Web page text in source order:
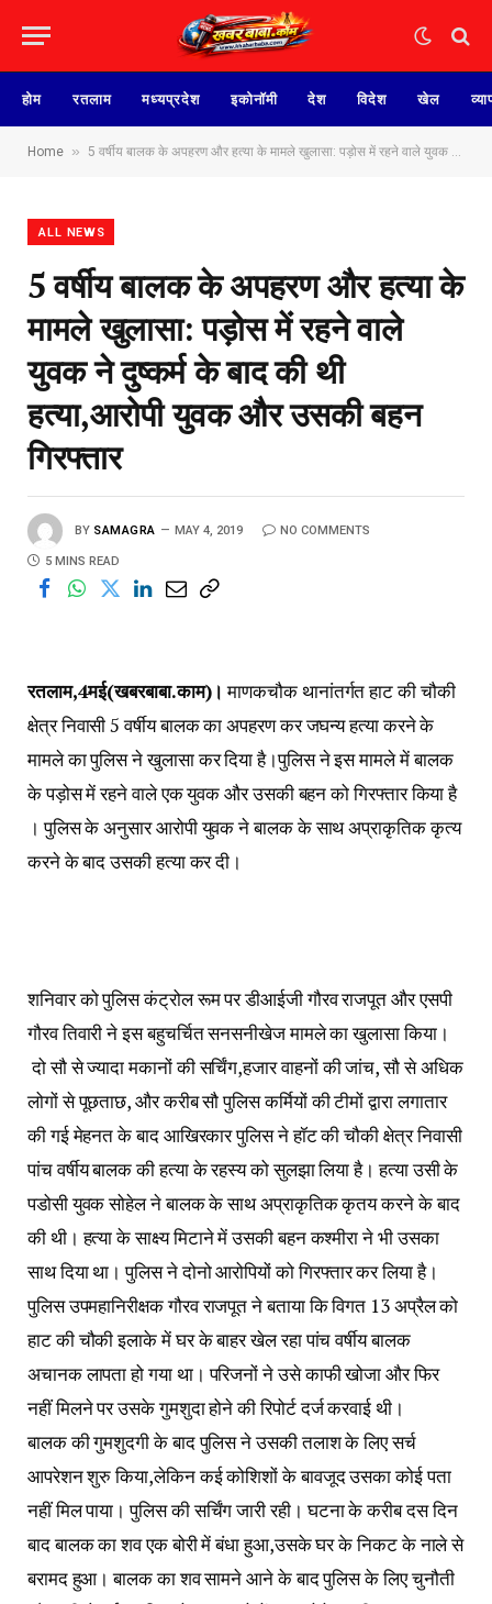
होम रतलाम मध्यप्रदेश इकोनॉमी देश विदेश खेल
Home » 5 वर्षीय बालक के अपहरण और हत्या के मामले खुलासा: पड़ोस में रहने वाले युवक ने दुष्कर्म के बाद की थी हत्या,आरोपी युवक और उसकी बहन गिरफ्तार
ALL NEWS
5 वर्षीय बालक के अपहरण और हत्या के
मामले खुलासा: पड़ोस में रहने वाले
युवक ने दुष्कर्म के बाद की थी
हत्या,आरोपी युवक और उसकी बहन
गिरफ्तार
BY SAMAGRA MAY 4, 2019 NO COMMENTS
5 MINS READ
रतलाम,4मई(खबरबाबा.काम)। माणकचौक थानांतर्गत हाट की चौकी
क्षेत्र निवासी 5 वर्षीय बालक का अपहरण कर जघन्य हत्या करने के
मामले का पुलिस ने खुलासा कर दिया है।पुलिस ने इस मामले में बालक
के पड़ोस में रहने वाले एक युवक और उसकी बहन को गिरफ्तार किया है
। पुलिस के अनुसार आरोपी युवक ने बालक के साथ अप्राकृतिक कृत्य
करने के बाद उसकी हत्या कर दी।
शनिवार को पुलिस कंट्रोल रूम पर डीआईजी गौरव राजपूत और एसपी
गौरव तिवारी ने इस बहुचर्चित सनसनीखेज मामले का खुलासा किया।
दो सौ से ज्यादा मकानों की सर्चिंग,हजार वाहनों की जांच, सौ से अधिक
लोगों से पूछताछ, और करीब सौ पुलिस कर्मियों की टीमों द्वारा लगातार
की गई मेहनत के बाद आखिरकार पुलिस ने हॉट की चौकी क्षेत्र निवासी
पांच वर्षीय बालक की हत्या के रहस्य को सुलझा लिया है। हत्या उसी के
पडोसी युवक सोहेल ने बालक के साथ अप्राकृतिक कृतय करने के बाद
की थी। हत्या के साक्ष्य मिटाने में उसकी बहन कश्मीरा ने भी उसका
साथ दिया था। पुलिस ने दोनो आरोपियों को गिरफ्तार कर लिया है।
पुलिस उपमहानिरीक्षक गौरव राजपूत ने बताया कि विगत 13 अप्रैल को
हाट की चौकी इलाके में घर के बाहर खेल रहा पांच वर्षीय बालक
अचानक लापता हो गया था। परिजनों ने उसे काफी खोजा और फिर
नहीं मिलने पर उसके गुमशुदा होने की रिपोर्ट दर्ज करवाई थी।
बालक की गुमशुदगी के बाद पुलिस ने उसकी तलाश के लिए सर्च
आपरेशन शुरु किया,लेकिन कई कोशिशों के बावजूद उसका कोई पता
नहीं मिल पाया। पुलिस की सर्चिंग जारी रही। घटना के करीब दस दिन
बाद बालक का शव एक बोरी में बंधा हुआ,उसके घर के निकट के नाले से
बरामद हुआ। बालक का शव सामने आने के बाद पुलिस के लिए चुनौती